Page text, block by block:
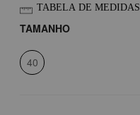
TABELA DE MEDIDAS
TAMANHO
40